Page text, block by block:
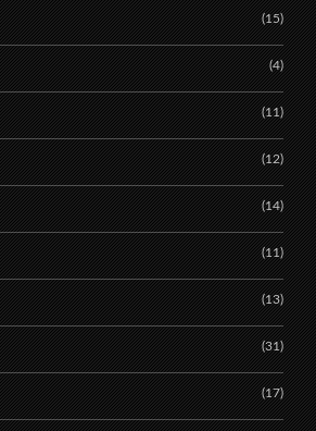
(15)
(4)
(11)
(12)
(14)
(11)
(13)
(31)
(17)